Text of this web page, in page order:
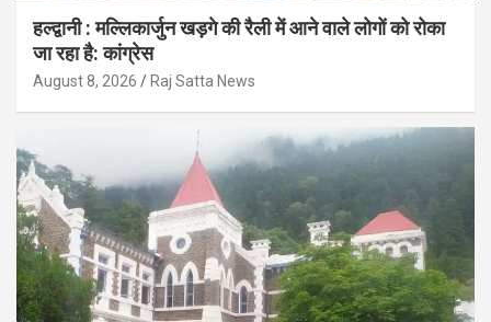
हल्द्वानी : मल्लिकार्जुन खड़गे की रैली में आने वाले लोगों को रोका
जा रहा है: कांग्रेस
August 8, 2026 Raj Satta News